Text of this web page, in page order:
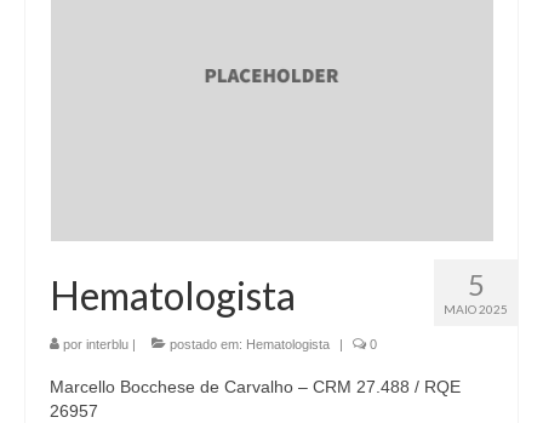
5
MAIO 2025
Hematologista
por interblu postado em: Hematologista 0
Marcello Bocchese de Carvalho – CRM 27.488 / RQE
26957